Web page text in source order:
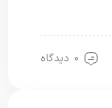
0 دیدگاه